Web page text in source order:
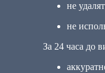
не
не
За 24 часа до